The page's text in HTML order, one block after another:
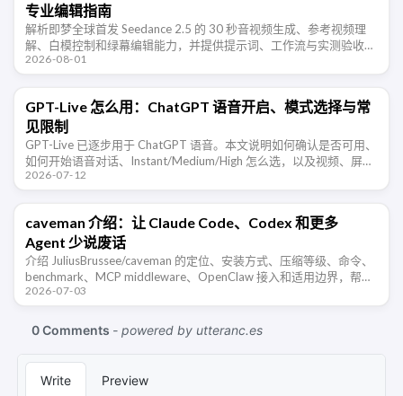
专业编辑指南
解析即梦全球首发 Seedance 2.5 的 30 秒音视频生成、参考视频理
解、白模控制和绿幕编辑能力，并提供提示词、工作流与实测验收方
法。
2026-08-01
GPT-Live 怎么用：ChatGPT 语音开启、模式选择与常
见限制
GPT-Live 已逐步用于 ChatGPT 语音。本文说明如何确认是否可用、
如何开始语音对话、Instant/Medium/High 怎么选，以及视频、屏幕
共享和语言体验等限制。
2026-07-12
caveman 介绍：让 Claude Code、Codex 和更多
Agent 少说废话
介绍 JuliusBrussee/caveman 的定位、安装方式、压缩等级、命令、
benchmark、MCP middleware、OpenClaw 接入和适用边界，帮助
开发者判断这类 Agent …
2026-07-03